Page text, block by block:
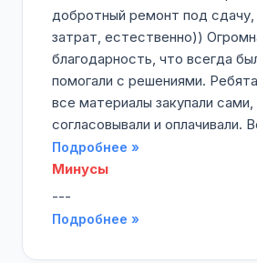
добротный ремонт под сдачу,
затрат, естественно))
благодарность, что всегда
помогали с решениями.
все материалы закупали
согласовывали и оплачивали.
Подробнее »
Минусы
---
Подробнее »